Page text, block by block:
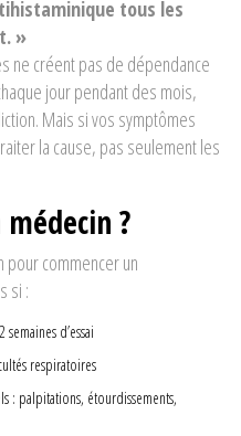
tous les
»
ne créent pas de dépendance
jour pendant des mois,
Mais si vos symptômes
la cause, pas seulement les
?
pour commencer un
si :
d’essai
respiratoires
: palpitations, étourdissements,